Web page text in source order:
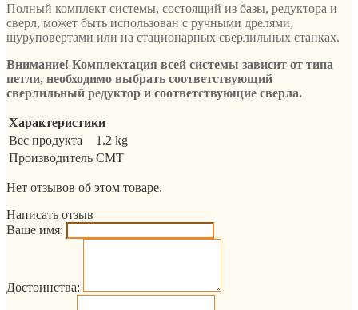
Полный комплект системы, состоящий из базы, редуктора и
сверл, может быть использован с ручными дрелями,
шуруповертами или на стационарных сверлильных станках.
Внимание! Комплектация всей системы зависит от типа
петли, необходимо выбрать соответствующий
сверлильный редуктор и соответствующие сверла.
Характеристики
Вес продукта
1.2 kg
Производитель CMT
Нет отзывов об этом товаре.
Написать отзыв
Ваше имя:
Достоинства: